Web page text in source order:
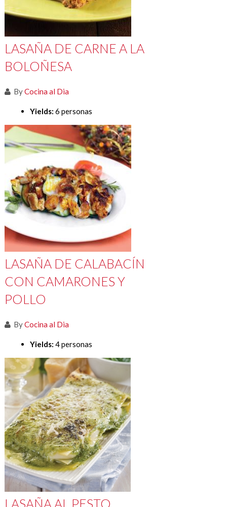
LASAÑA DE CARNE A LA
BOLOÑESA
ByCocina al Dia
Yields: 6 personas
LASAÑA DE CALABACÍN
CON CAMARONES Y
POLLO
ByCocina al Dia
Yields: 4 personas
LASAÑA AL PESTO